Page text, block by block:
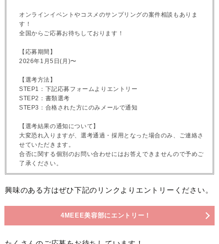
オンラインイベントやコスメのサンプリングの案件相談もありま
す！
全国からご応募お待ちしております！
【応募期間】
2026年1月5日(月)〜
【選考方法】
STEP1：下記応募フォームよりエントリー
STEP2：書類選考
STEP3：合格された方にのみメールで通知
【選考結果の通知について】
大変恐れ入りますが、選考通過・採用となった場合のみ、ご連絡さ
せていただきます。
合否に関する個別のお問い合わせにはお答えできませんので予めご
了承ください。
興味のある方はぜひ下記のリンクよりエントリーください。
4MEEE美容部にエントリー！